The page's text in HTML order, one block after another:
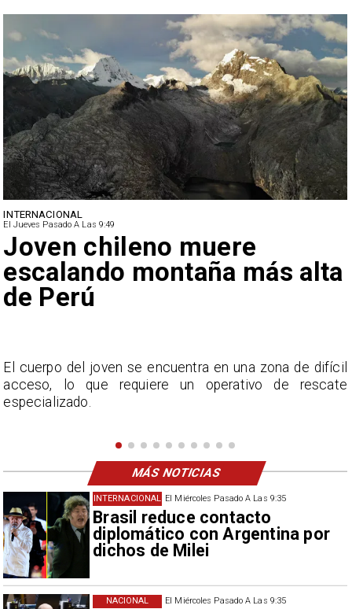
El Miércoles Pasado A Las 9:35
Brasil reduce contacto
diplomático con Argentina por
dichos de Milei
INTERNACIONAL
El Miércoles Pasado A Las 9:35
NACIONAL
NACIONAL
El Jueves Pasado A Las 9:49
Ministro Quiroz detalla
megarreforma tras cadena
nacional de Kast
El ministro de Hacienda, Jorge Quiroz, explica los
alcances de la megarreforma luego de la cadena
nacional de José Antonio Kast, incluyendo el inicio de
MÁS NOTICIAS